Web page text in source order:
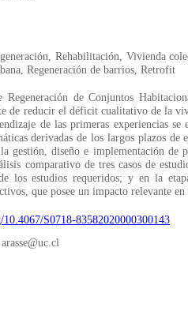
Rehabilitación, Vivienda
Regeneración de barrios, Retrofit
Regeneración de Conjuntos
de reducir el déficit cualitativo de la
de las primeras experiencias
derivadas de los largos plazos
gestión, diseño e implementación
comparativo de tres casos de
los estudios requeridos; y en la
que posee un impacto relevante
S0718-83582020000300143